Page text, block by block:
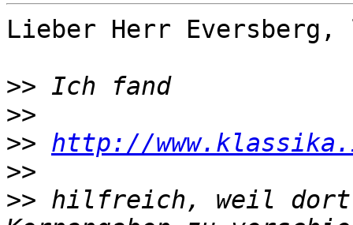
Lieber Herr
>>
>>
>> http://
>>
>> hilfreich, weil dort